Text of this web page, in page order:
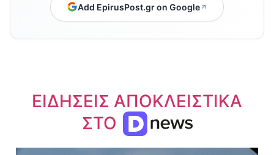
Add EpirusPost.gr on Google
ΕΙΔΗΣΕΙΣ ΑΠΟΚΛΕΙΣΤΙΚΑ
ΣΤΟ